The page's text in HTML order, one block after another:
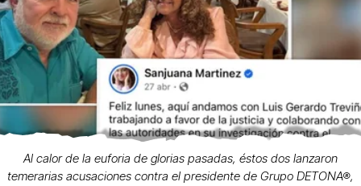
Al calor de la euforia de glorias pasadas, éstos dos lanzaron
temerarias acusaciones contra el presidente de Grupo DETONA®,